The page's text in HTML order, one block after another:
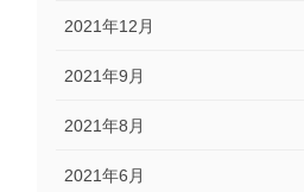
2021年12月
2021年9月
2021年8月
2021年6月